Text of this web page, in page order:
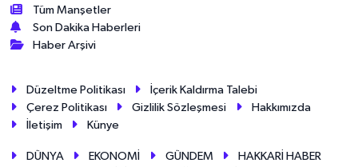
Tüm Manşetler
Son Dakika Haberleri
Haber Arşivi
Düzeltme Politikası
İçerik Kaldırma Talebi
Çerez Politikası
Gizlilik Sözleşmesi
Hakkımızda
İletişim
Künye
DÜNYA EKONOMİ GÜNDEM
HAKKARİ HABER